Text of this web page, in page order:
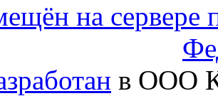
на
в ООО